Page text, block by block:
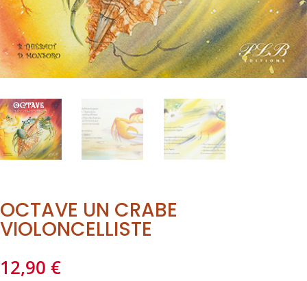
OCTAVE UN CRABE
VIOLONCELLISTE
12,90 €